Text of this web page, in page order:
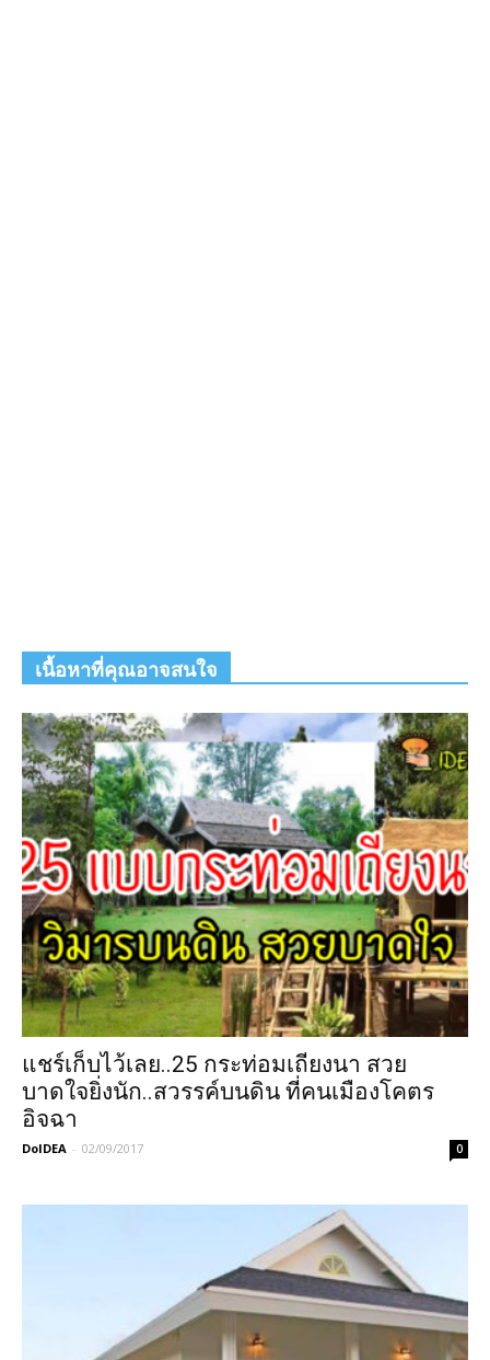
เนื้อหาที่คุณอาจสนใจ
แชร์เก็บไว้เลย..25 กระท่อมเถียงนา สวย
บาดใจยิ่งนัก..สวรรค์บนดิน ที่คนเมืองโคตร
อิจฉา
DoIDEA - 02/09/2017 0